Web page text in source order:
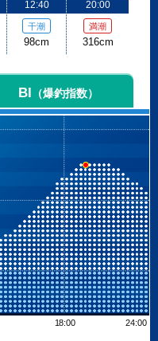
12:40
干潮
98cm
20:00
満潮
316cm
BI （爆釣指数）
18:00 24:00